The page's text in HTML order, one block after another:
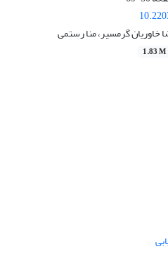
خاوریان گرمسیر، منا رستمی
1.83 M